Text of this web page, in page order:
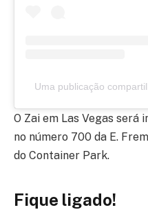
Uma publicação
O Zai em Las Vegas será
no número 700 da E.
do Container Park.
Fique ligado!